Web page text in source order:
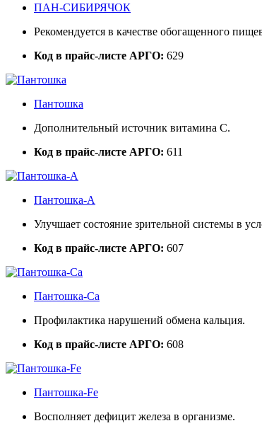
ПАН-СИБИРЯЧОК
Рекомендуется в качестве обогащенного
Код в прайс-листе АРГО: 629
Пантошка
Дополнительный источник витамина С.
Код в прайс-листе АРГО: 611
Пантошка-А
Улучшает состояние зрительной системы в
Код в прайс-листе АРГО: 607
Пантошка-Ca
Профилактика нарушений обмена кальция.
Код в прайс-листе АРГО: 608
Пантошка-Fe
Восполняет дефицит железа в организме.